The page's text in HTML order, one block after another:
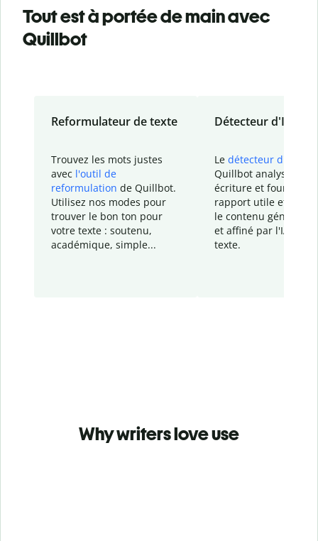
Tout est à portée de main avec
Quillbot
Reformulateur de texte
Trouvez les mots justes
avec l'outil de
reformulation de Quillbot.
Utilisez nos modes pour
trouver le bon ton pour
votre texte : soutenu,
académique, simple...
Détecteur d'IA
Le détecteur d'IA
Quillbot analyse votre
écriture et fournit un
rapport utile et
le contenu généré
et affiné par l'IA
texte.
Why writers love use